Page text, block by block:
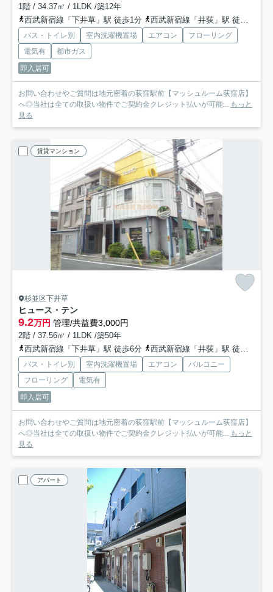
1階 / 34.37㎡ / 1LDK /築12年
西武新宿線「下井草」駅 徒歩1分
西武新宿線「井荻」駅 徒歩12分
バス・トイレ別 室内洗濯機置場 エアコン
フローリング
電気有
都市ガス
即入居可
お問い合わせやご質問は地元密着の荻窪駅前【マッシュルーム荻窪店】
へ◎当社は全ての取扱い物件でご契約金クレジット払いが可能... もっと
見る
賃貸マンション
杉並区下井草
ヒュース・テン
9.2万円 管理/共益費3,000円
2階 / 37.56㎡ / 1LDK /築50年
西武新宿線「下井草」駅 徒歩6分
西武新宿線「井荻」駅 徒歩15分
バス・トイレ別 室内洗濯機置場 エアコン
バルコニー
フローリング
電気有
即入居可
お問い合わせやご質問は地元密着の荻窪駅前【マッシュルーム荻窪店】
へ◎当社は全ての取扱い物件でご契約金クレジット払いが可能... もっと
見る
アパート